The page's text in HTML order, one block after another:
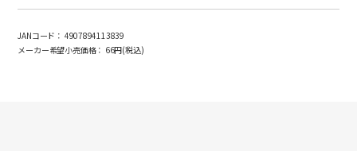
JANコード： 4907894113839
メーカー希望小売価格： 66円(税込)